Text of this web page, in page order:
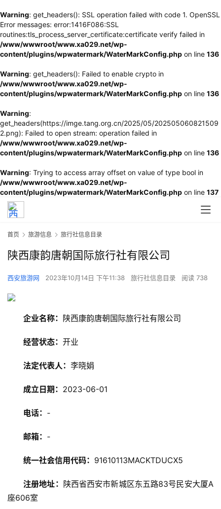
Warning: get_headers(): SSL operation failed with code 1. OpenSSL
Error messages: error:1416F086:SSL
routines:tls_process_server_certificate:certificate verify failed in
/www/wwwroot/www.xa029.net/wp-
content/plugins/wpwatermark/WaterMarkConfig.php on line 136
Warning: get_headers(): Failed to enable crypto in
/www/wwwroot/www.xa029.net/wp-
content/plugins/wpwatermark/WaterMarkConfig.php on line 136
Warning:
get_headers(https://imge.tang.org.cn/2025/05/202505060821509
2.png): Failed to open stream: operation failed in
/www/wwwroot/www.xa029.net/wp-
content/plugins/wpwatermark/WaterMarkConfig.php on line 136
Warning: Trying to access array offset on value of type bool in
/www/wwwroot/www.xa029.net/wp-
content/plugins/wpwatermark/WaterMarkConfig.php on line 137
攻
首页 旅游信息 旅行社信息目录
陕西康韵唐朝国际旅行社有限公司
西安旅游网 2023年10月14日 下午11:38 旅行社信息目录 阅读 738
企业名称： 陕西康韵唐朝国际旅行社有限公司
经营状态： 开业
法定代表人： 李晓娟
成立日期： 2023-06-01
电话： -
邮箱： -
统一社会信用代码： 91610113MACKTDUCX5
注册地址： 陕西省西安市新城区东五路83号民安大厦A
座606室